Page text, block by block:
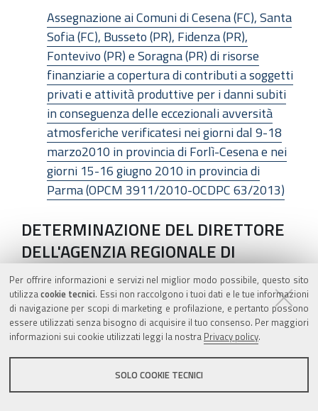
Per offrire informazioni e servizi nel miglior modo possibile, questo sito
utilizzacookie tecnici. Essi non raccolgono i tuoi dati e le tue informazioni
di navigazione per scopi di marketing e profilazione, e pertanto possono
essere utilizzati senza bisogno di acquisire il tuo consenso. Per maggiori
informazioni sui cookie utilizzati leggi la nostra Privacy policy.
SOLO COOKIE TECNICI
Assegnazione ai Comuni di Cesena (FC), Santa
Sofia (FC), Busseto (PR), Fidenza (PR),
Fontevivo (PR) e Soragna (PR) di risorse
finanziarie a copertura di contributi a soggetti
privati e attività produttive per i danni subiti
in conseguenza delle eccezionali avversità
atmosferiche verificatesi nei giorni dal 9-18
marzo2010 in provincia di Forlì-Cesena e nei
giorni 15-16 giugno 2010 in provincia di
Parma (OPCM 3911/2010-OCDPC 63/2013)
DETERMINAZIONE DEL DIRETTORE
DELL'AGENZIA REGIONALE DI
PROTEZIONE CIVILE 8 OTTOBRE
2013, N. 965
(OPCM 3835/2009-3904/2010-OCDPC
41/2013) Rimodulazione dei termini per
l'esecuzione degli interventi e per la
presentazione ai Comuni di Castell'Arquato